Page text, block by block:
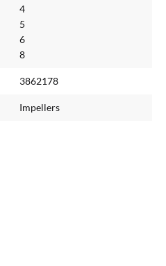
4
5
6
8
3862178
Impellers